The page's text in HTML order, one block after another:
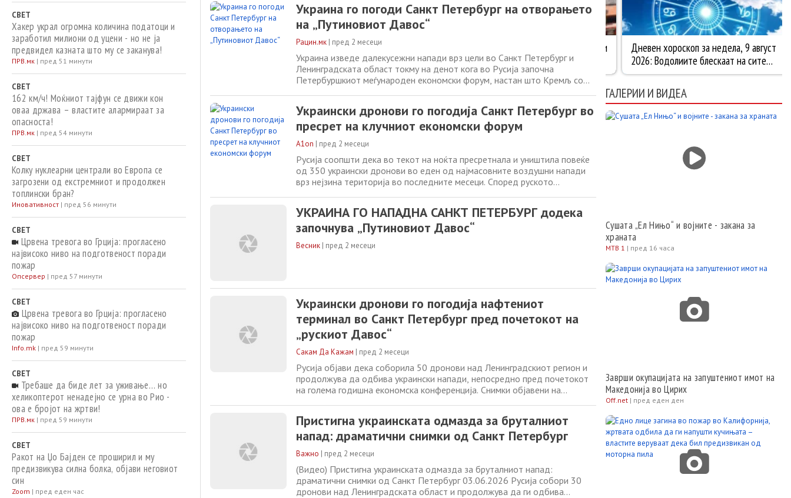
СВЕТ
Хакер украл огромна количина податоци и
заработил милиони од уцени - но не ја
предвидел казната што му се заканува!
ПРВ.мк | пред 51 минути
СВЕТ
162 км/ч! Моќниот тајфун се движи кон
оваа држава – властите алармираат за
опасноста!
ПРВ.мк | пред 54 минути
СВЕТ
Колку нуклеарни централи во Европа се
загрозени од екстремниот и продолжен
топлински бран?
Иновативност | пред 56 минути
СВЕТ
Црвена тревога во Грција: прогласено
највисоко ниво на подготвеност поради
пожар
Опсервер | пред 57 минути
СВЕТ
Црвена тревога во Грција: прогласено
највисоко ниво на подготвеност поради
пожар
Info.mk | пред 59 минути
СВЕТ
Требаше да биде лет за уживање… но
хеликоптерот ненадејно се урна во Рио -
ова е бројот на жртви!
ПРВ.мк | пред 59 минути
СВЕТ
Ракот на Џо Бајден се проширил и му
предизвикува силна болка, објави неговиот
син
Zoom | пред еден час
Украина го погоди Санкт Петербург на отворањето
на „Путиновиот Давос“
Рацин.мк | пред 2 месеци
Украина изведе далекусежни напади врз цели во Санкт Петербург и
Ленинградската област токму на денот кога во Русија започна
Петербуршкиот меѓународен економски форум, настан што Кремљ со
дека украинските сили погодиле
Украински дронови го погодија Санкт Петербург во
пресрет на клучниот економски форум
A1on | пред 2 месеци
Русија соопшти дека во текот на ноќта пресретнала и уништила повеќе
од 350 украински дронови во еден од најмасовните воздушни напади
врз нејзина територија во последните месеци. Според руското
беспилотни летала. Гувернерот
УКРАИНА ГО НАПАДНА САНКТ ПЕТЕРБУРГ додека
започнува „Путиновиот Давос“
Весник | пред 2 месеци
Украински дронови го погодија нафтениот
терминал во Санкт Петербург пред почетокот на
„рускиот Давос“
Сакам Да Кажам | пред 2 месеци
Русија објави дека соборила 50 дронови над Ленинградскиот регион и
продолжува да одбива украински напади, непосредно пред почетокот
на голема годишна економска конференција. Снимки објавени на
одржува таканаречениот „руски
Пристигна украинската одмазда за бруталниот
напад: драматични снимки од Санкт Петербург
Важно | пред 2 месеци
(Видео) Пристигна украинската одмазда за бруталниот напад:
драматични снимки од Санкт Петербург 03.06.2026 Русија собори 30
дронови над Ленинградската област и продолжува да ги одбива
ГАЛЕРИИ И ВИДЕА
Сушата „Ел Нињо“ и војните - закана за
храната
МТВ 1 | пред 16 часа
Заврши окупацијата на запуштениот имот на
Македонија во Цирих
Off.net | пред еден ден